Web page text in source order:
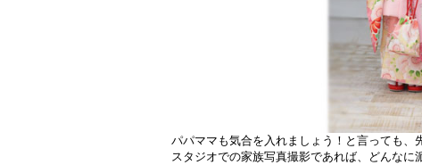
パパママも気合を入れましょう！と言っても、
スタジオでの家族写真撮影であれば、どんな